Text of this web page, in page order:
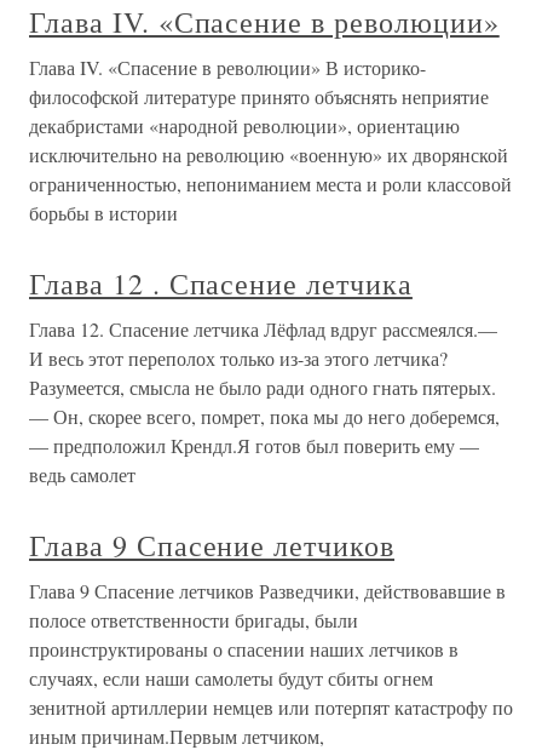
Глава IV. «Спасение в революции»
Глава IV. «Спасение в революции» В историко-
философской литературе принято объяснять неприятие
декабристами «народной революции», ориентацию
исключительно на революцию «военную» их дворянской
ограниченностью, непониманием места и роли классовой
борьбы в истории
Глава 12 . Спасение летчика
Глава 12. Спасение летчика Лёфлад вдруг рассмеялся.—
И весь этот переполох только из-за этого летчика?
Разумеется, смысла не было ради одного гнать пятерых.
— Он, скорее всего, помрет, пока мы до него доберемся,
— предположил Крендл.Я готов был поверить ему —
ведь самолет
Глава 9 Спасение летчиков
Глава 9 Спасение летчиков Разведчики, действовавшие в
полосе ответственности бригады, были
проинструктированы о спасении наших летчиков в
случаях, если наши самолеты будут сбиты огнем
зенитной артиллерии немцев или потерпят катастрофу по
иным причинам.Первым летчиком,